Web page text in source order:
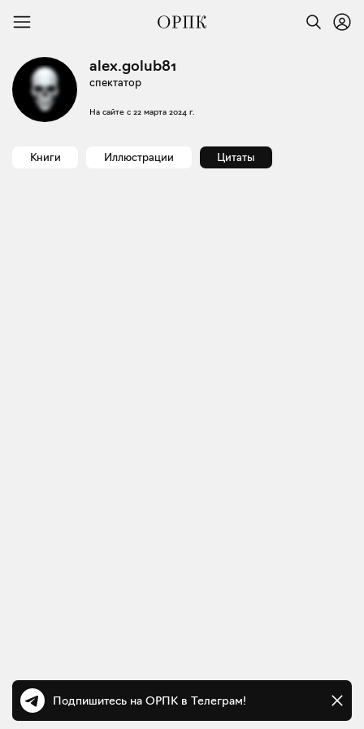
alex.golub81
спектатор
На сайте с 22 марта 2024 г.
Книги Иллюстрации Цитаты
Подпишитесь на ОРПК в Телеграм!